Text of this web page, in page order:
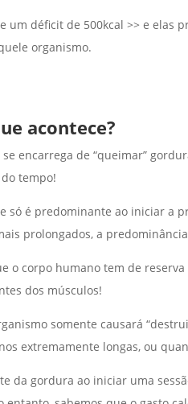
um déficit de 500kcal >> e elas
organismo.
acontece?
encarrega de “queimar”
tempo!
só é predominante ao iniciar a
prolongados, a
o corpo humano tem de
dos músculos!
somente causará
extremamente longas, ou
da gordura ao iniciar uma